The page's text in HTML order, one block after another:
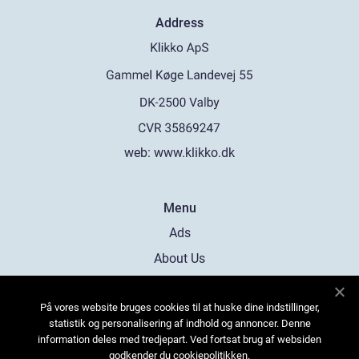
Address
web: www.klikko.dk
Menu
Ads
About Us
Contact
Sitemap
På vores website bruges cookies til at huske dine indstillinger,
statistik og personalisering af indhold og annoncer. Denne
information deles med tredjepart. Ved fortsat brug af websiden
godkender du cookiepolitikken.